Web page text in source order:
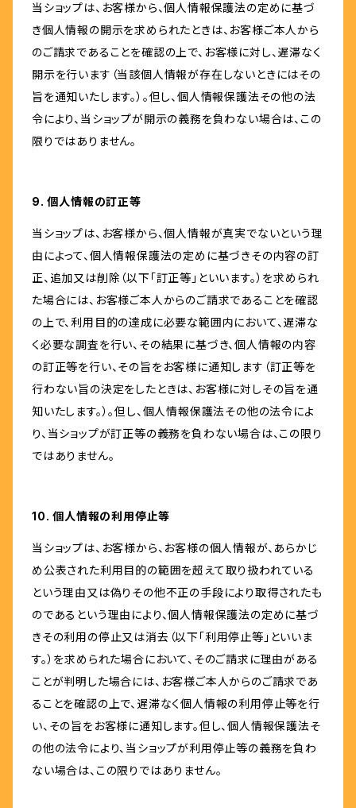
当ショップは、お客様から、個人情報保護法の定めに基づ
き個人情報の開示を求められたときは、お客様ご本人から
のご請求であることを確認の上で、お客様に対し、遅滞なく
開示を行います（当該個人情報が存在しないときにはその
旨を通知いたします。）。但し、個人情報保護法その他の法
令により、当ショップが開示の義務を負わない場合は、この
限りではありません。
9. 個人情報の訂正等
当ショップは、お客様から、個人情報が真実でないという理
由によって、個人情報保護法の定めに基づきその内容の訂
正、追加又は削除（以下「訂正等」といいます。）を求められ
た場合には、お客様ご本人からのご請求であることを確認
の上で、利用目的の達成に必要な範囲内において、遅滞な
く必要な調査を行い、その結果に基づき、個人情報の内容
の訂正等を行い、その旨をお客様に通知します（訂正等を
行わない旨の決定をしたときは、お客様に対しその旨を通
知いたします。）。但し、個人情報保護法その他の法令によ
り、当ショップが訂正等の義務を負わない場合は、この限り
ではありません。
10. 個人情報の利用停止等
当ショップは、お客様から、お客様の個人情報が、あらかじ
め公表された利用目的の範囲を超えて取り扱われている
という理由又は偽りその他不正の手段により取得されたも
のであるという理由により、個人情報保護法の定めに基づ
きその利用の停止又は消去（以下「利用停止等」といいま
す。）を求められた場合において、そのご請求に理由がある
ことが判明した場合には、お客様ご本人からのご請求であ
ることを確認の上で、遅滞なく個人情報の利用停止等を行
い、その旨をお客様に通知します。但し、個人情報保護法そ
の他の法令により、当ショップが利用停止等の義務を負わ
ない場合は、この限りではありません。